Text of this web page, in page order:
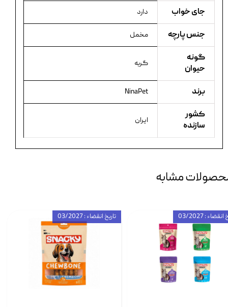
جای خواب دارد
جنس پارچه مخمل
گونه
حیوان
گربه
برند NinaPet
کشور
سازنده
ایران
مشابه
تاریخ انقضاء : 03/2027 : 03/2027